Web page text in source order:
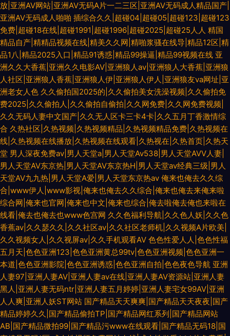
放|亚洲AV网站|亚洲AV无码A片一二三区|亚洲AV无码成人精品国产|
亚洲AV无码成人啪啪 插综合久久|超碰04|超碰05|超碰123|超碰123
免费|超碰18在线|超碰1991|超碰1996|超碰2025|超碰25人人 精国
精品自产|精精品视频在线|精美久久网|精啪浆骚在线导|精品12区|精
品1八|精品2025入口|精品91诱惑|精品99操逼|精品99视频在线 亚
洲久久大香蕉|亚洲久久电影AV|亚洲狼人av|亚洲狼人大香蕉|亚洲狼
人社区|亚洲狼人香蕉|亚洲狼人伊|亚洲狼人伊人|亚洲狼友va网址|亚
洲老女人色 久久偷拍国2025的|久久偷拍美女洗澡视频|久久偷拍免
费2025|久久偷拍人|久久偷拍自偷拍|久久网免费|久久网免费视频|
久久无码人妻中文国产|久久无人区卡三卡4卡|久久五月丁香激情综
合 久热社区|久热视频|久热视频精品|久热视频精品免费|久热视频在
线|久热视频在线播放|久热视频在线观看|久热视在|久热首页|久热天
堂 男人深夜免费av|男人天堂a|男人天堂Av538|男人天堂AVV人妻|
男人天堂AV东京热|男人天堂AV东京热H|男人天堂av经典三级|男人
天堂AV九九热|男人天堂A爱|男人天堂东京热av 俺来也俺去久久综
合|www伊人|www影视|俺来也俺去久久综合|俺来也俺去来俺来啦
综合网|俺来也官网|俺来也中文|俺来也综合|俺去啦俺去俺也来啦在
线看|俺去也俺去也www色宫网 久久色福利导航|久久色人妖|久久色
香蕉av|久久瑟久久|久久社区av|久久社区老师机|久久视频A片欧美|
久久视频女人|久久视屏av|久久手机观看AV 色色性爱人人|色色性福
五月天|色色亚洲123|色色亚洲黄总99tv|色色亚洲视频|色色亚洲一
本道|色色亚洲影院|色色亚洲诱惑|色色亚洲自拍|色色夜色导航 亚洲
人妻97|亚洲人妻AV|亚洲人妻av在线|亚洲人妻AV资源站|亚洲人妻
黑人|亚洲人妻无码ntr|亚洲人妻五月婷婷|亚洲人妻宅女99AV|亚洲
人人爽|亚洲人妖ST网站 国产精品天天爽爽|国产精品天天夜夜|国产
精品婷婷久久|国产精品偷拍TP|国产精品网红系列|国产精品网站
AB|国产精品微拍99|国产精品污www在线观看|国产精品无码18|国